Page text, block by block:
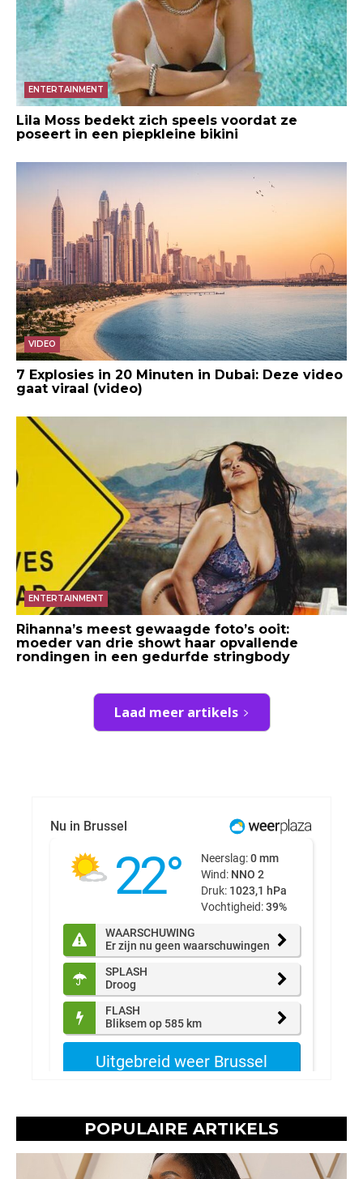
ENTERTAINMENT
Lila Moss bedekt zich speels voordat ze
poseert in een piepkleine bikini
VIDEO
7 Explosies in 20 Minuten in Dubai: Deze video
gaat viraal (video)
ENTERTAINMENT
Rihanna’s meest gewaagde foto’s ooit:
moeder van drie showt haar opvallende
rondingen in een gedurfde stringbody
Laad meer artikels
POPULAIRE ARTIKELS